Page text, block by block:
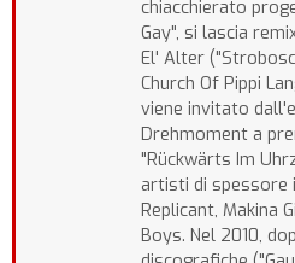
chiacchierato
Gay", si lascia
El' Alter
Church Of Pippi
viene invitato
Drehmoment a
"Rückwärts Im
artisti di spessore
Replicant, Makina
Boys. Nel 2010,